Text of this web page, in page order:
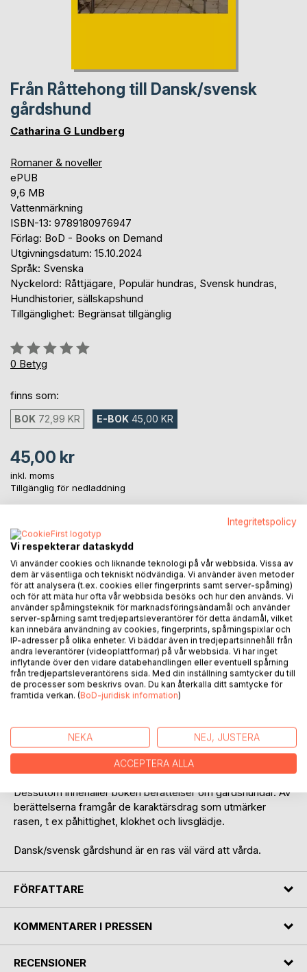
Från Råttehong till Dansk/svensk
gårdshund
Catharina G Lundberg
Romaner & noveller
ePUB
9,6 MB
Vattenmärkning
ISBN-13: 9789180976947
Förlag: BoD - Books on Demand
Utgivningsdatum: 15.10.2024
Språk: Svenska
Nyckelord: Råttjägare, Populär hundras, Svensk hundras,
Hundhistorier, sällskapshund
Tillgänglighet: Begränsat tillgänglig
Betyg::
0%
0 Betyg
finns som:
BOK 72,99 KR E-BOK 45,00 KR
45,00 kr
inkl. moms
Tillgänglig för nedladdning
LÄGG I KUNDVAGNEN
Lägg till i kom-ihåglista
Recensera titel
BESKRIVNING
Boken beskriver de levnadsvillkor som formade
gårdshundarna i äldre tider och vägen till att bli en godkänd
svensk inhemsk hundras.
Dessutom innehåller boken berättelser om gårdshundar. Av
berättelserna framgår de karaktärsdrag som utmärker
rasen, t ex påhittighet, klokhet och livsglädje.
Dansk/svensk gårdshund är en ras väl värd att vårda.
FÖRFATTARE
KOMMENTARER I PRESSEN
RECENSIONER
Integritetspolicy
Vi respekterar dataskydd
Vi använder cookies och liknande teknologi på vår webbsida. Vissa av
dem är väsentliga och tekniskt nödvändiga. Vi använder även metoder
för att analysera (t.ex. cookies eller fingerprints samt server-spårning)
och för att mäta hur ofta vår webbsida besöks och hur den används. Vi
använder spårningsteknik för marknadsföringsändamål och använder
server-spårning samt tredjepartsleverantörer för detta ändamål, vilket
kan innebära användning av cookies, fingerprints, spårningspixlar och
IP-adresser på olika enheter. Vi bäddar även in tredjepartsinnehåll från
andra leverantörer (videoplattformar) på vår webbsida. Vi har inget
inflytande över den vidare databehandlingen eller eventuell spårning
från tredjepartsleverantörens sida. Med din inställning samtycker du till
de processer som beskrivs ovan. Du kan återkalla ditt samtycke för
framtida verkan. (BoD-juridisk information)
NEKA NEJ, JUSTERA
ACCEPTERA ALLA